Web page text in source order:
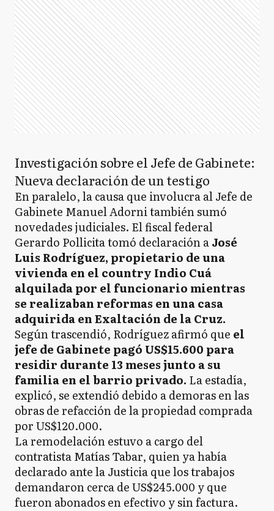
Investigación sobre el Jefe de Gabinete:
Nueva declaración de un testigo
En paralelo, la causa que involucra al Jefe de
Gabinete Manuel Adorni también sumó
novedades judiciales. El fiscal federal
Gerardo Pollicita tomó declaración aJosé
Luis Rodríguez, propietario de una
vivienda en el country Indio Cuá
alquilada por el funcionario mientras
se realizaban reformas en una casa
adquirida en Exaltación de la Cruz.
Según trascendió, Rodríguez afirmó que el
jefe de Gabinete pagó US$15.600 para
residir durante 13 meses junto a su
familia en el barrio privado. La estadía,
explicó, se extendió debido a demoras en las
obras de refacción de la propiedad comprada
por US$120.000.
La remodelación estuvo a cargo del
contratista Matías Tabar, quien ya había
declarado ante la Justicia que los trabajos
demandaron cerca de US$245.000 y que
fueron abonados en efectivo y sin factura.